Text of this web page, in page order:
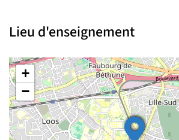
Lieu d'enseignement
+
−